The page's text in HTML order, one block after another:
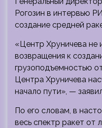
Рогозин в интервью
создание средней
«Центр Хруничева не
возвращения к
грузоподъемностью
Центра Хруничева
начало пути», —
По его словам, в
весь спектр ракет от